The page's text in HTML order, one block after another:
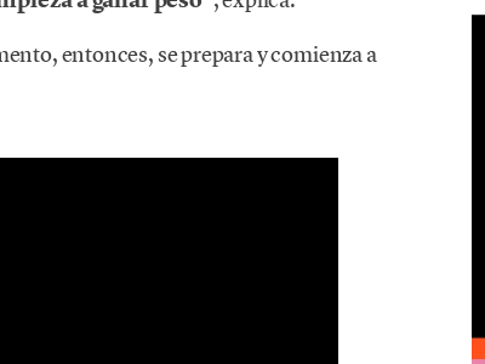
entonces, se prepara y comienza a